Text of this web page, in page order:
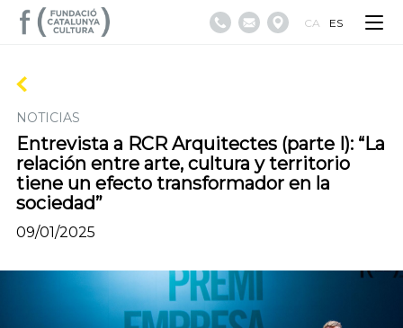
CA ES
NOTICIAS
Entrevista a RCR Arquitectes (parte I): “La
relación entre arte, cultura y territorio
tiene un efecto transformador en la
sociedad”
09/01/2025